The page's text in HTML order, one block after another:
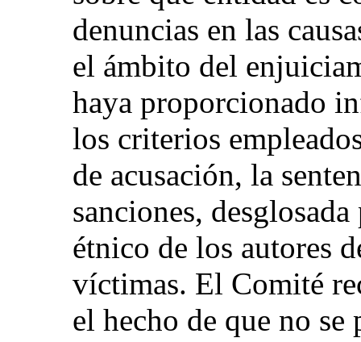
denuncias en las
el ámbito del
haya proporcionado
los criterios
de acusación, la
sanciones,
étnico de los autores
víctimas. El Comité
el hecho de que no se